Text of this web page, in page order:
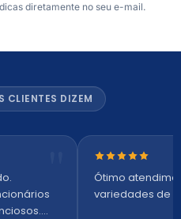
diretamente no seu e-mail.
CLIENTES DIZEM
Nota 5 de 5
Ótimo
variedades de